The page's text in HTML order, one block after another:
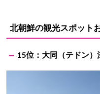
北朝鮮の観光スポット
15位：大同（テドン）